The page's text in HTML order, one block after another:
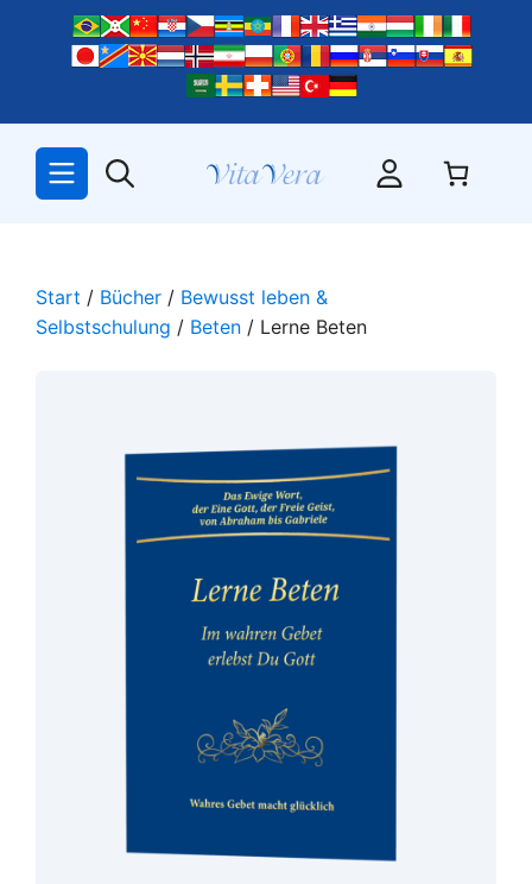
springen
Start / Bücher / Bewusst leben &
Selbstschulung / Beten / Lerne Beten